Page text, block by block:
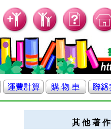
其 他 著 作